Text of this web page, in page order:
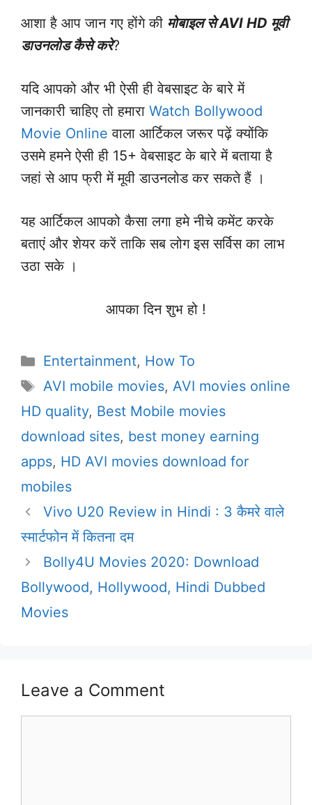
आशा है आप जान गए होंगे की मोबाइल से AVI HD मूवी
डाउनलोड कैसे करे?
यदि आपको और भी ऐसी ही वेबसाइट के बारे में
जानकारी चाहिए तो हमारा Watch Bollywood
Movie Online वाला आर्टिकल जरूर पढ़ें क्योंकि
उसमे हमने ऐसी ही 15+ वेबसाइट के बारे में बताया है
जहां से आप फ्री में मूवी डाउनलोड कर सकते हैं ।
यह आर्टिकल आपको कैसा लगा हमे नीचे कमेंट करके
बताएं और शेयर करें ताकि सब लोग इस सर्विस का लाभ
उठा सके ।
आपका दिन शुभ हो !
Categories
Entertainment, How To
Tags
AVI mobile movies, AVI movies online
HD quality, Best Mobile movies
download sites, best money earning
apps, HD AVI movies download for
mobiles
Vivo U20 Review in Hindi : 3 कैमरे वाले
स्मार्टफोन में कितना दम
Bolly4U Movies 2020: Download
Bollywood, Hollywood, Hindi Dubbed
Movies
Leave a Comment